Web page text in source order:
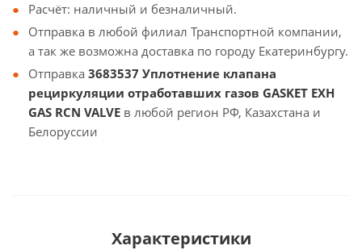
Расчёт: наличный и безналичный.
Отправка в любой филиал Транспортной компании,
а так же возможна доставка по городу Екатеринбургу.
Отправка 3683537 Уплотнение клапана
рециркуляции отработавших газов GASKET EXH
GAS RCN VALVE в любой регион РФ, Казахстана и
Белоруссии
Характеристики